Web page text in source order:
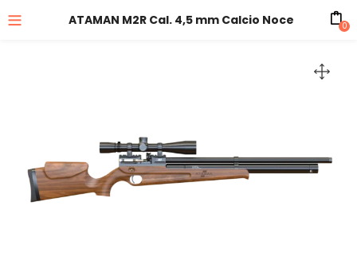
ATAMAN M2R Cal. 4,5 mm Calcio Noce 0